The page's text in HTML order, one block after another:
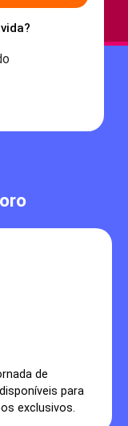
de
para
exclusivos.